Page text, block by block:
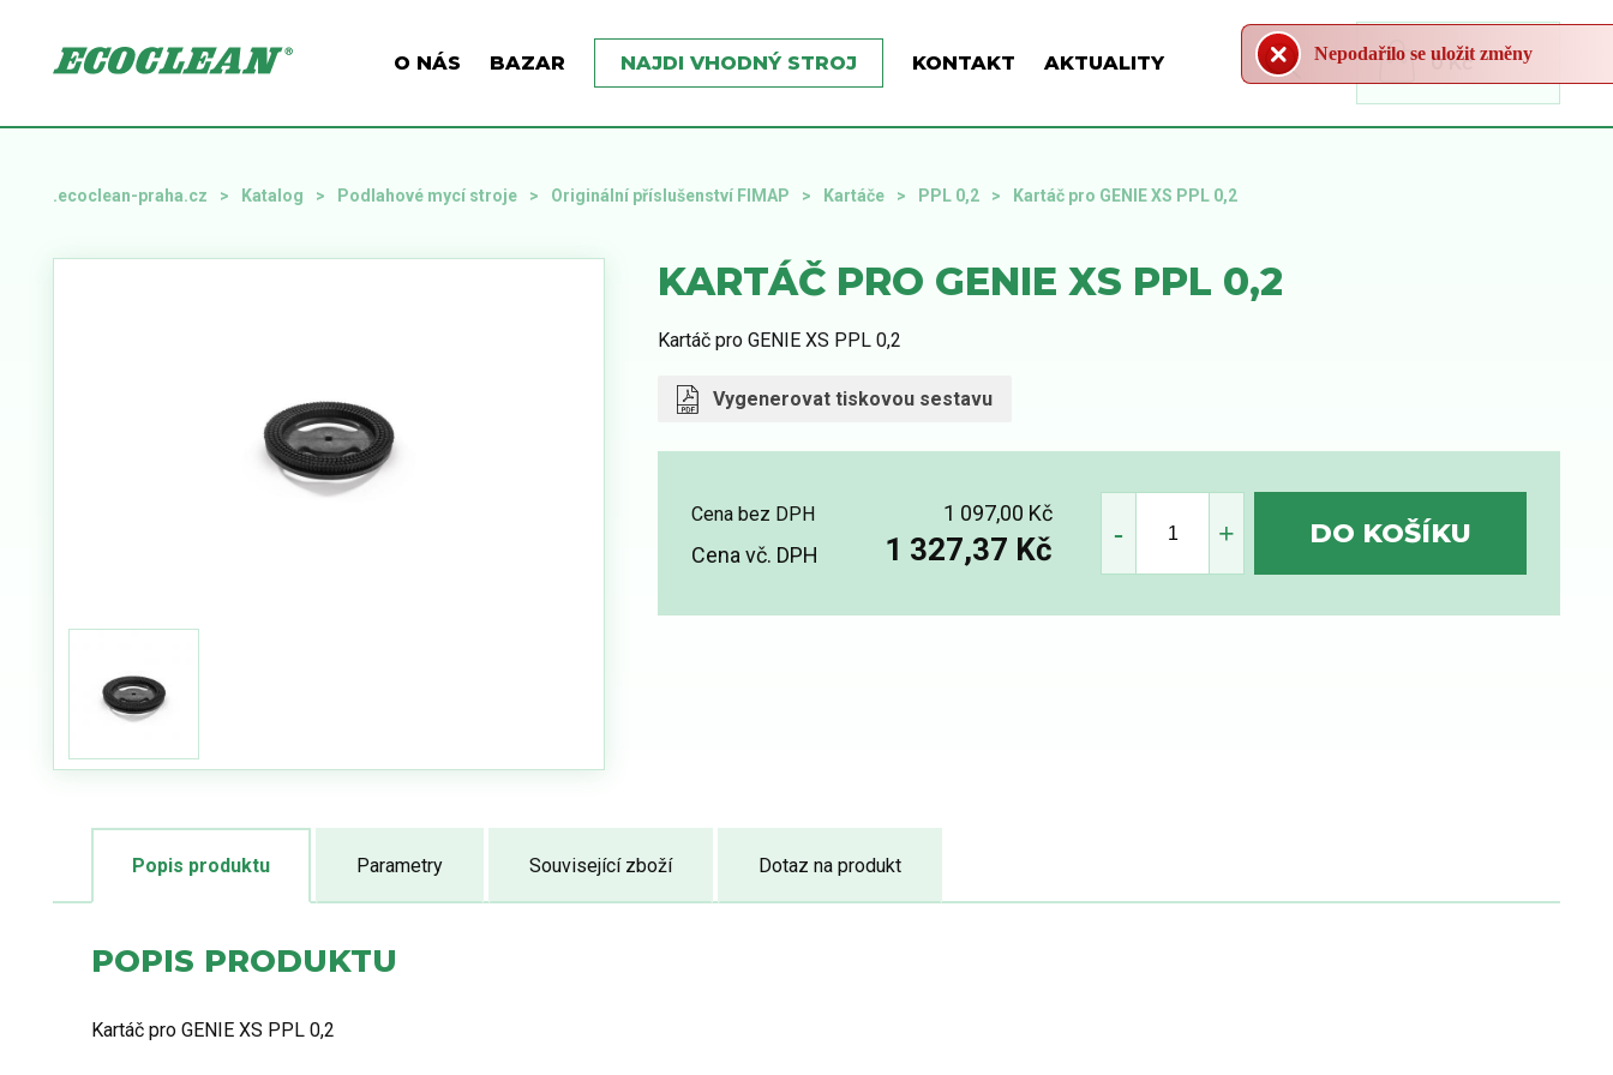
O NÁS BAZAR NAJDI VHODNÝ STROJ KONTAKT AKTUALITY 0 Kč
.ecoclean-praha.cz Katalog Podlahové mycí stroje Originální příslušenství FIMAP Kartáče PPL 0,2 Kartáč pro GENIE XS PPL 0,2
KARTÁČ PRO GENIE XS PPL 0,2
Kartáč pro GENIE XS PPL 0,2
Vygenerovat tiskovou sestavu
Cena bez DPH
1 097,00 Kč
Cena vč. DPH
1 327,37 Kč
Popis produktu Parametry Související zboží Dotaz na produkt
POPIS PRODUKTU
Kartáč pro GENIE XS PPL 0,2
Nepodařilo se uložit změny